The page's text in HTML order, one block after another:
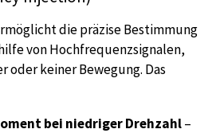
die präzise Bestimmung
von Hochfrequenzsignalen,
oder keiner Bewegung. Das
bei niedriger Drehzahl–